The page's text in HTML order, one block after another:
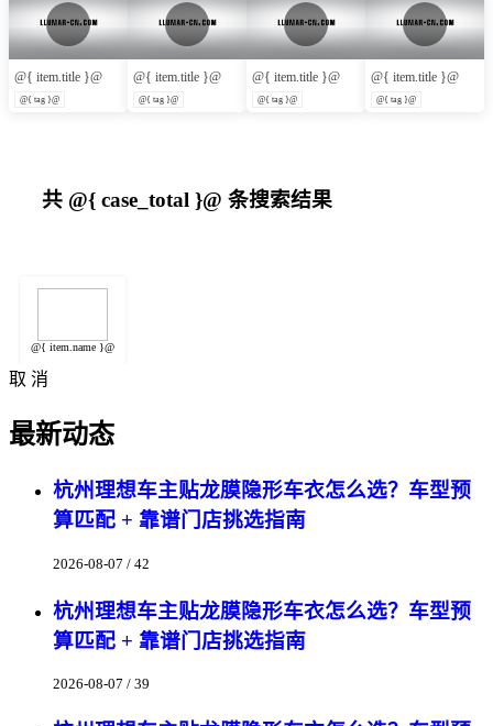
@{ item.title }@
@{ tag }@
@{ item.title }@
@{ tag }@
@{ item.title }@
@{ tag }@
@{ item.title }@
@{ tag }@
共 @{ case_total }@ 条搜索结果
@{ item.name }@
取 消
最新动态
杭州理想车主贴龙膜隐形车衣怎么选？车型预
算匹配 + 靠谱门店挑选指南
2026-08-07 / 42
杭州理想车主贴龙膜隐形车衣怎么选？车型预
算匹配 + 靠谱门店挑选指南
2026-08-07 / 39